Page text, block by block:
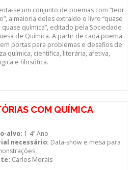
se um conjunto de poemas com “teor
a maioria deles extraído o livro “quase
quase química”, editado pela Sociedade
de Química. A partir de cada poema
portas para problemas e desafios de
química, científica, literária, afetiva,
e filosófica.
COM QUÍMICA
alvo: 1-4º Ano
necessário: Data-show e mesa para
Carlos Morais